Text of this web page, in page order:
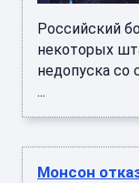
Российский
некоторых
недопуска со
...
Монсон